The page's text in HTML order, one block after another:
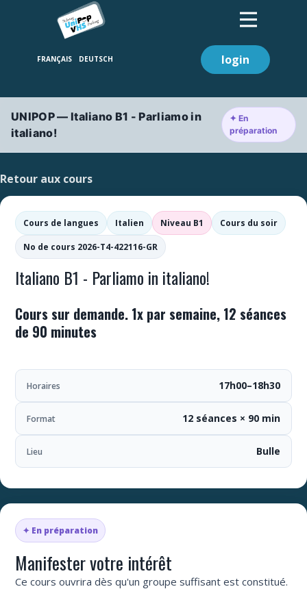
login
UNIPOP — Italiano B1 - Parliamo in
italiano!
✦ En
préparation
Retour aux cours
Cours de langues Italien Niveau B1 Cours du soir
No de cours 2026-T4-422116-GR
Italiano B1 - Parliamo in italiano!
Cours sur demande. 1x par semaine, 12 séances
de 90 minutes
Horaires 17h00–18h30
Format 12 séances × 90 min
Lieu Bulle
✦ En préparation
Manifester votre intérêt
Ce cours ouvrira dès qu'un groupe suffisant est constitué.